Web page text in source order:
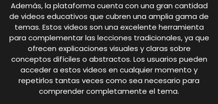
Además, la plataforma cuenta con una gran cantidad
de videos educativos que cubren una amplia gama de
temas. Estos videos son una excelente herramienta
para complementar las lecciones tradicionales, ya que
ofrecen explicaciones visuales y claras sobre
conceptos difíciles o abstractos. Los usuarios pueden
acceder a estos videos en cualquier momento y
repetirlos tantas veces como sea necesario para
comprender completamente el tema.